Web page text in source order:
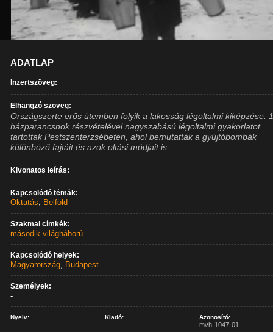
ADATLAP
Inzertszöveg:
Elhangzó szöveg:
Országszerte erős ütemben folyik a lakosság légoltalmi kiképzése.
házparancsnok részvételével nagyszabású légoltalmi gyakorlatot
tartottak Pestszenterzsébeten, ahol bemutatták a gyújtóbombák
különböző fajtáit és azok oltási módjait is.
Kivonatos leírás:
Kapcsolódó témák:
Oktatás, Belföld
Szakmai címkék:
második világháború
Kapcsolódó helyek:
Magyarország, Budapest
Személyek:
-
Nyelv: Kiadó: Azonosító:
mvh-1047-01